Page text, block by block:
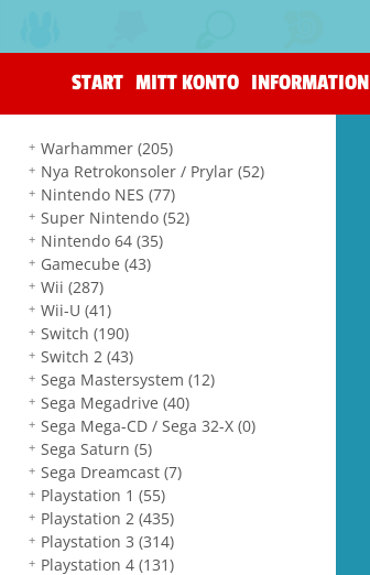
START MITT KONTO INFORMATION
Warhammer(205)
Nya Retrokonsoler / Prylar(52)
Nintendo NES(77)
Super Nintendo(52)
Nintendo 64(35)
Gamecube(43)
Wii(287)
Wii-U(41)
Switch(190)
Switch 2(43)
Sega Mastersystem(12)
Sega Megadrive(40)
Sega Mega-CD / Sega 32-X(0)
Sega Saturn(5)
Sega Dreamcast(7)
Playstation 1(55)
Playstation 2(435)
Playstation 3(314)
Playstation 4(131)